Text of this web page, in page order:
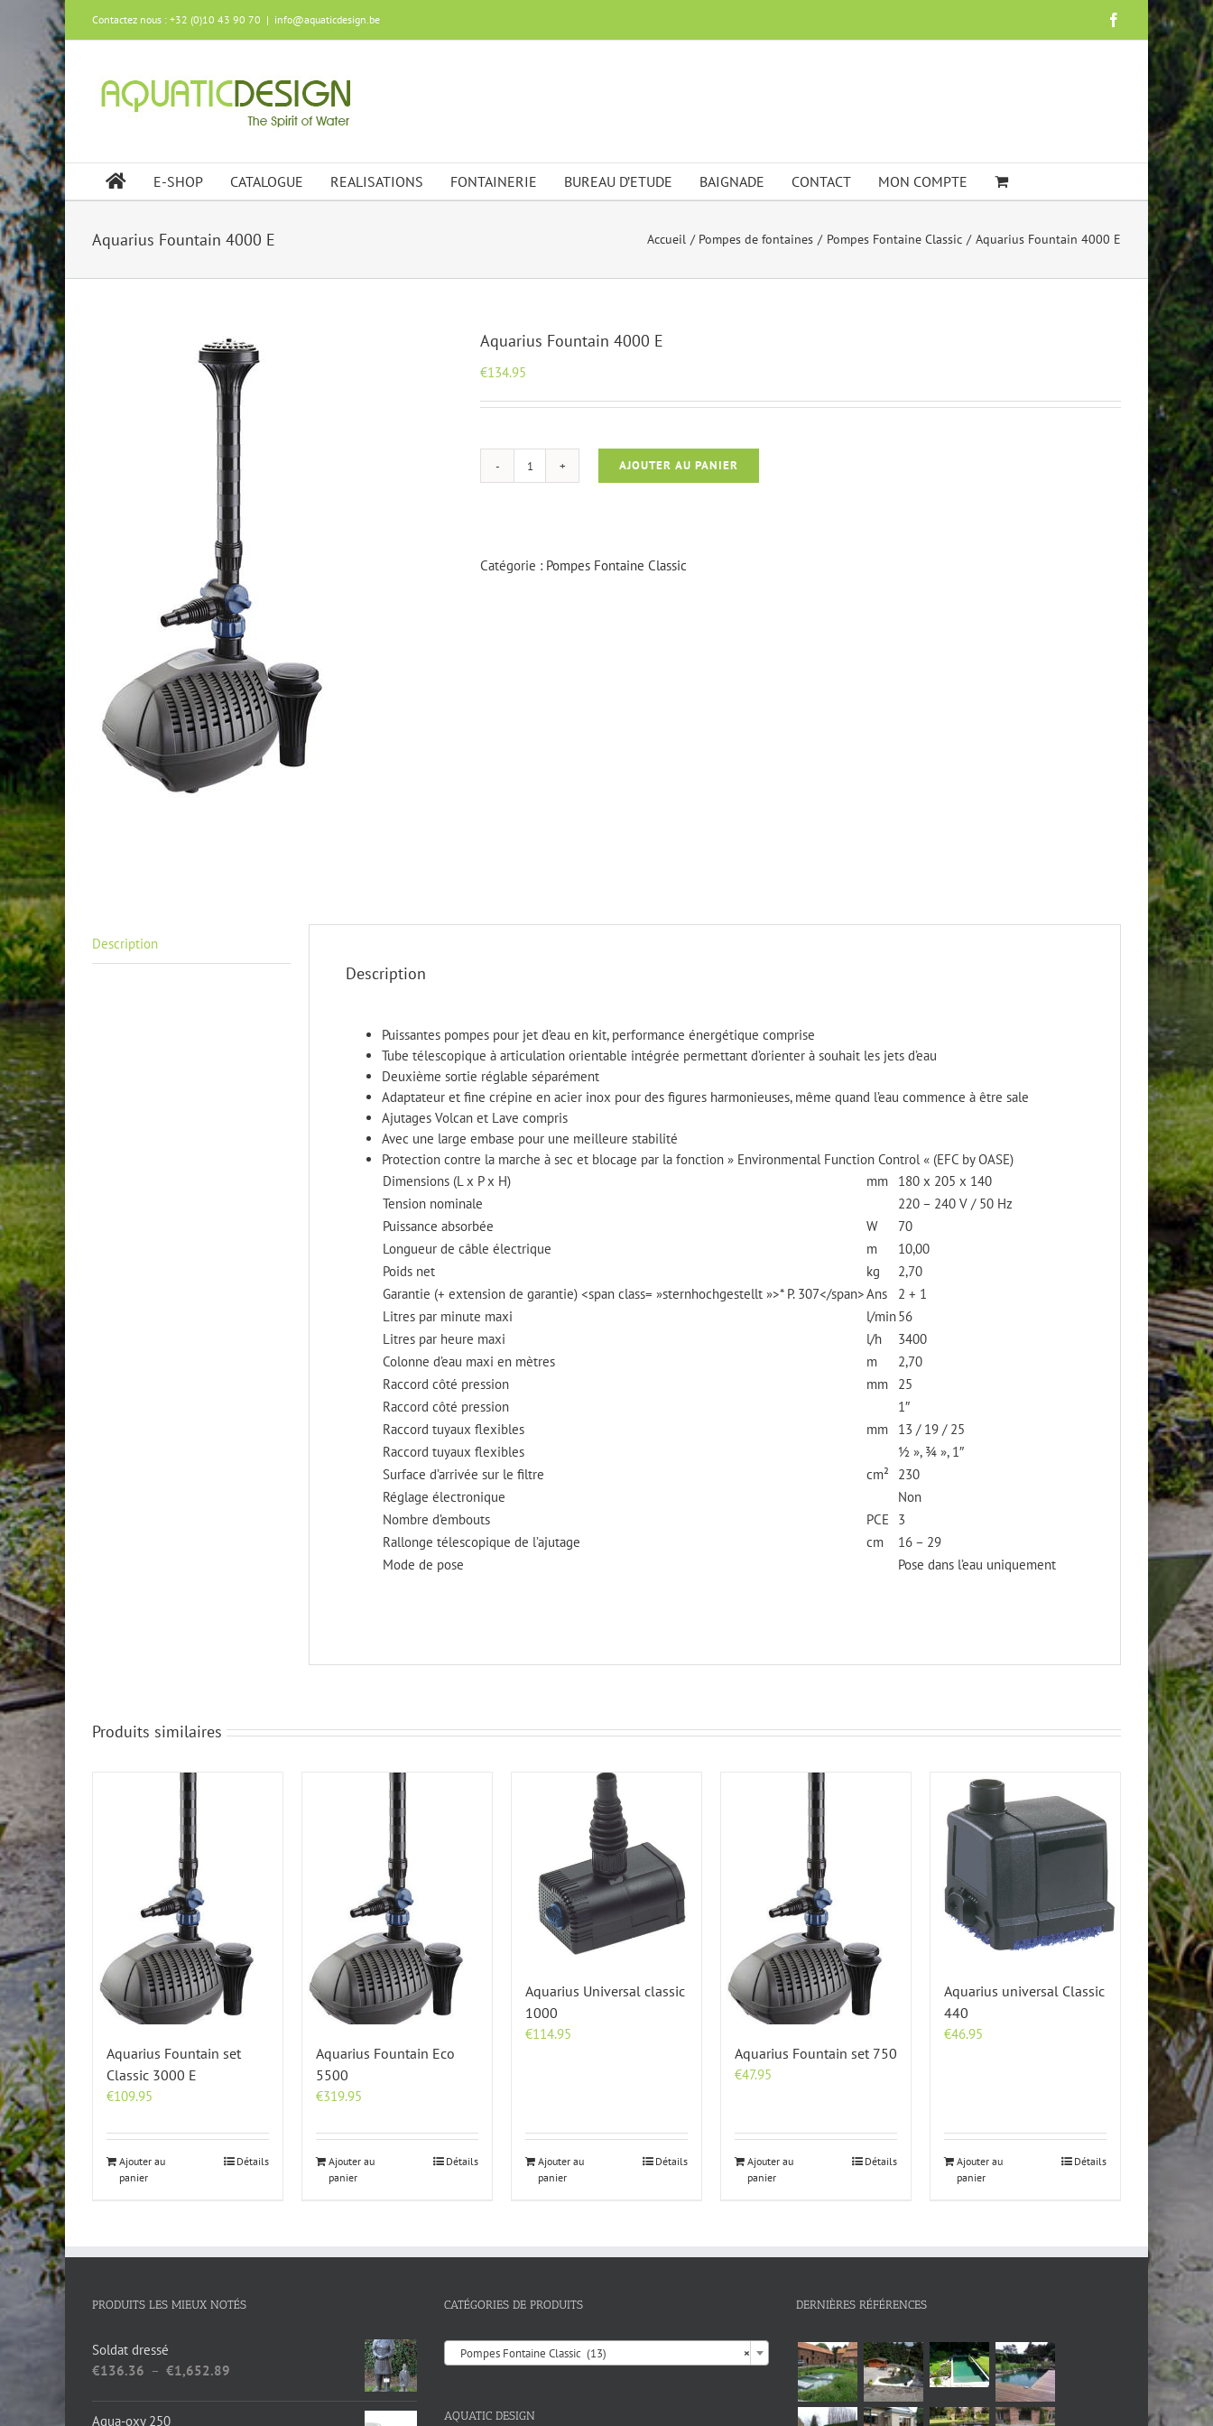
content
Contactez nous : +32 (0)10 43 90 70 | info@aquaticdesign.be Facebook
E-SHOP CATALOGUE REALISATIONS FONTAINERIE BUREAU D’ETUDE BAIGNADE CONTACT MON COMPTE
Aquarius Fountain 4000 E Accueil Pompes de fontaines Pompes Fontaine Classic Aquarius Fountain 4000 E
Aquarius Fountain 4000 E
€134.95
quantité
4000
AJOUTER AU PANIER
Catégorie : Pompes Fontaine Classic
Description
Description
Puissantes pompes pour jet d’eau en kit, performance énergétique comprise
Tube télescopique à articulation orientable intégrée permettant d’orienter à souhait les jets d’eau
Deuxième sortie réglable séparément
Adaptateur et fine crépine en acier inox pour des figures harmonieuses, même quand l’eau commence à être sale
Ajutages Volcan et Lave compris
Avec une large embase pour une meilleure stabilité
Protection contre la marche à sec et blocage par la fonction » Environmental Function Control « (EFC by OASE)
Dimensions (L x P x H)
mm
180 x 205 x 140
Tension nominale
220 – 240 V / 50 Hz
Puissance absorbée
W
70
Longueur de câble électrique
m
10,00
Poids net
kg
2,70
Garantie (+ extension de garantie) <span class= »sternhochgestellt »>* P. 307</span>Ans
2 + 1
Litres par minute maxi
l/min56
Litres par heure maxi
l/h
3400
Colonne d’eau maxi en mètres
m
2,70
Raccord côté pression
mm
25
Raccord côté pression
1″
Raccord tuyaux flexibles
mm
13 / 19 / 25
Raccord tuyaux flexibles
½ », ¾ », 1″
Surface d’arrivée sur le filtre
cm²
230
Réglage électronique
Non
Nombre d’embouts
PCE
3
Rallonge télescopique de l’ajutage
cm
16 – 29
Mode de pose
Pose dans l’eau uniquement
Produits similaires
Aquarius Fountain set
Classic 3000 E
€109.95
Ajouter au
panier
Détails
Aquarius Fountain Eco
5500
€319.95
Ajouter au
panier
Détails
Aquarius Universal classic
1000
€114.95
Ajouter au
panier
Détails
Aquarius Fountain set 750
€47.95
Ajouter au
panier
Détails
Aquarius universal Classic
440
€46.95
Ajouter au
panier
Détails
PRODUITS LES MIEUX NOTÉS
Soldat dressé
€136.36 – €1,652.89
Aqua-oxy 250
CATÉGORIES DE PRODUITS
×
Pompes Fontaine Classic (13)
AQUATIC DESIGN
DERNIÈRES RÉFÉRENCES